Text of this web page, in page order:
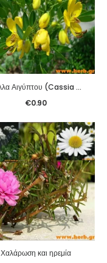
Φύλλα Αιγύπτου (Cassia senna) 100γρ.
€0.90
Χαλάρωση και ηρεμία